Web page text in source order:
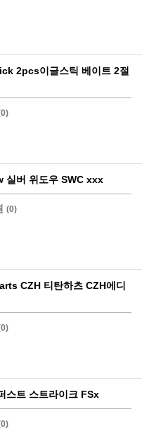
2pcs이글스틱 베이트 2절
실버 위도우 SWC xxx
(0)
CZH 티탄하츠 CZH에디
트 스트라이크 FSx